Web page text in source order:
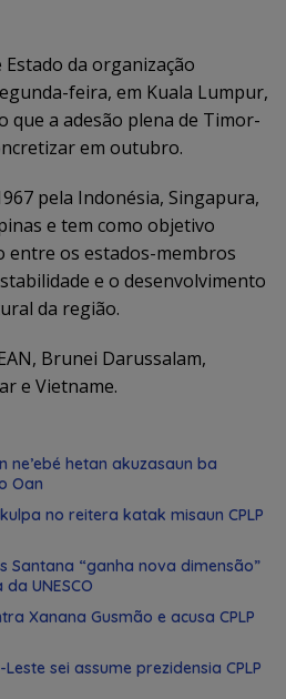
da organização
feira, em Kuala Lumpur,
que a adesão plena de Timor-
em outubro.
pela Indonésia, Singapura,
e tem como objetivo
entre os estados-membros
e o desenvolvimento
da região.
Brunei Darussalam,
e Vietname.
ne’ebé hetan akuzasaun ba
Oan
no reitera katak misaun CPLP
Santana “ganha nova dimensão”
UNESCO
Xanana Gusmão e acusa CPLP
sei assume prezidensia CPLP